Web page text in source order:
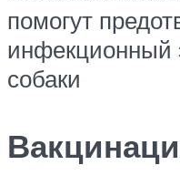
помогут
инфекционный
собаки